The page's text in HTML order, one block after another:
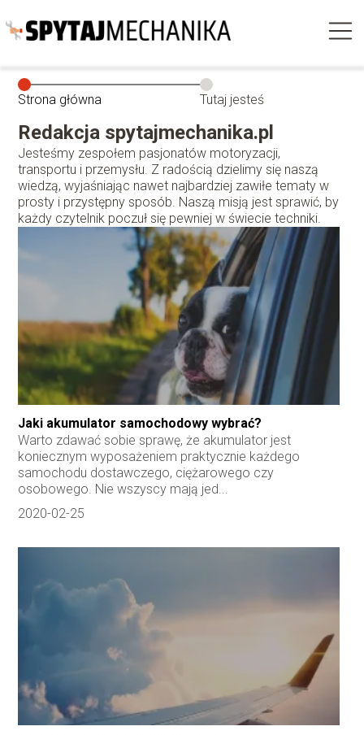
Strona główna Tutaj jesteś
Redakcja spytajmechanika.pl
Jesteśmy zespołem pasjonatów motoryzacji,
transportu i przemysłu. Z radością dzielimy się naszą
wiedzą, wyjaśniając nawet najbardziej zawiłe tematy w
prosty i przystępny sposób. Naszą misją jest sprawić, by
każdy czytelnik poczuł się pewniej w świecie techniki.
Jaki akumulator samochodowy wybrać?
Warto zdawać sobie sprawę, że akumulator jest
koniecznym wyposażeniem praktycznie każdego
samochodu dostawczego, ciężarowego czy
osobowego. Nie wszyscy mają jed...
2020-02-25